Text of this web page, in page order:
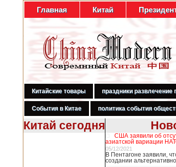
Главная Китай
Китайские товары праздники
События в Китае политика события
Китай сегодня
США заявили об
азиатской вариации
05/12/2021
В Пентагоне заявили,
создании